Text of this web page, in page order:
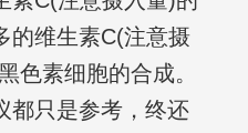
的维生素C(注意摄
色素细胞的合成。
都只是参考，终还